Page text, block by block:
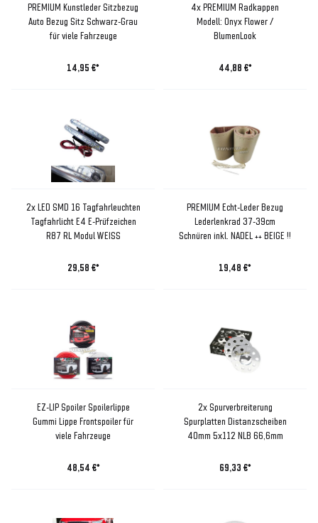
PREMIUM Kunstleder Sitzbezug
Auto Bezug Sitz Schwarz-Grau
für viele Fahrzeuge
14,95 €*
4x PREMIUM Radkappen
Modell: Onyx Flower /
BlumenLook
44,88 €*
2x LED SMD 16 Tagfahrleuchten
Tagfahrlicht E4 E-Prüfzeichen
R87 RL Modul WEISS
29,58 €*
PREMIUM Echt-Leder Bezug
Lederlenkrad 37-39cm
Schnüren inkl. NADEL ++ BEIGE !!
19,48 €*
EZ-LIP Spoiler Spoilerlippe
Gummi Lippe Frontspoiler für
viele Fahrzeuge
48,54 €*
2x Spurverbreiterung
Spurplatten Distanzscheiben
40mm 5x112 NLB 66,6mm
69,33 €*